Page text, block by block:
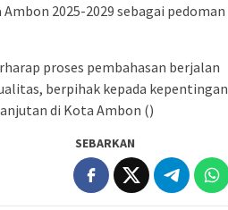
2025-2029 sebagai pedoman
proses pembahasan berjalan
berpihak kepada kepentingan
di Kota Ambon ()
SEBARKAN